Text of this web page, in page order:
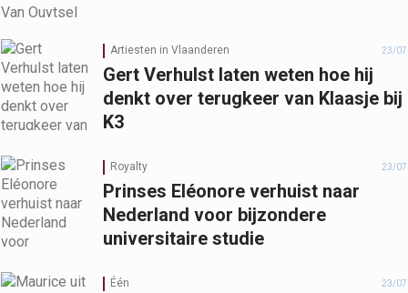
Artiesten in Vlaanderen 23/07
Gert Verhulst laten weten hoe hij
denkt over terugkeer van Klaasje bij
K3
Royalty 23/07
Prinses Eléonore verhuist naar
Nederland voor bijzondere
universitaire studie
Één 23/07